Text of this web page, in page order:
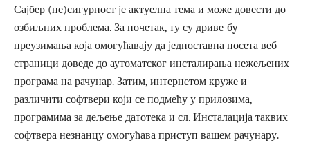
Сајбер (не)сигурност је актуелна тема и може довести до
озбиљних проблема. За почетак, ту су дриве-бy
преузимања која омогућавају да једноставна посета веб
страници доведе до аутоматског инсталирања нежељених
програма на рачунар. Затим, интернетом круже и
различити софтвери који се подмећу у прилозима,
програмима за дељење датотека и сл. Инсталација таквих
софтвера незнанцу омогућава приступ вашем рачунару.